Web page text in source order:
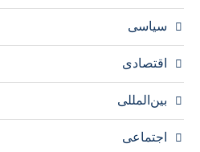
سیاسی
اقتصادی
بین‌المللی
اجتماعی